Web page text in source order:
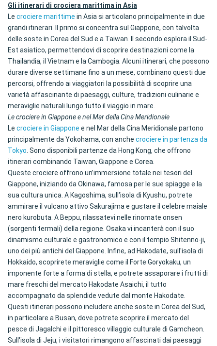
Gli itinerari di crociera marittima in Asia
Le crociere marittime in Asia si articolano principalmente in due
grandi itinerari. Il primo si concentra sul Giappone, con talvolta
delle soste in Corea del Sud e a Taiwan. Il secondo esplora il Sud-
Est asiatico, permettendovi di scoprire destinazioni come la
Thailandia, il Vietnam e la Cambogia. Alcuni itinerari, che possono
durare diverse settimane fino a un mese, combinano questi due
percorsi, offrendo ai viaggiatori la possibilità di scoprire una
varietà affascinante di paesaggi, culture, tradizioni culinarie e
meraviglie naturali lungo tutto il viaggio in mare.
Le crociere in Giappone e nel Mar della Cina Meridionale
Le crociere in Giappone e nel Mar della Cina Meridionale partono
principalmente da Yokohama, con anche crociere in partenza da
Tokyo. Sono disponibili partenze da Hong Kong, che offrono
itinerari combinando Taiwan, Giappone e Corea.
Queste crociere offrono un’immersione totale nei tesori del
Giappone, iniziando da Okinawa, famosa per le sue spiagge e la
sua cultura unica. A Kagoshima, sull'isola di Kyushu, potrete
ammirare il vulcano attivo Sakurajima e gustare il celebre maiale
nero kurobuta. A Beppu, rilassatevi nelle rinomate onsen
(sorgenti termali) della regione. Osaka vi incanterà con il suo
dinamismo culturale e gastronomico e con il tempio Shitenno-ji,
uno dei più antichi del Giappone. Infine, ad Hakodate, sull'isola di
Hokkaido, scoprirete meraviglie come il Forte Goryokaku, un
imponente forte a forma di stella, e potrete assaporare i frutti di
mare freschi del mercato Hakodate Asaichi, il tutto
accompagnato da splendide vedute dal monte Hakodate.
Questi itinerari possono includere anche soste in Corea del Sud,
in particolare a Busan, dove potrete scoprire il mercato del
pesce di Jagalchi e il pittoresco villaggio culturale di Gamcheon.
Sull'isola di Jeju, i visitatori rimangono affascinati dai paesaggi